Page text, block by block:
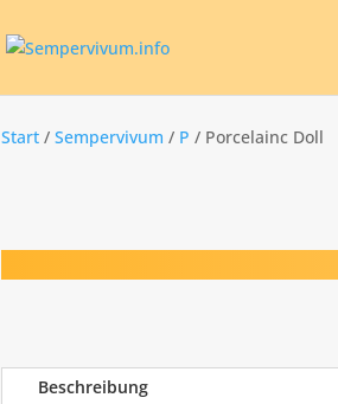
Start /Sempervivum / P / Porcelainc Doll
Beschreibung